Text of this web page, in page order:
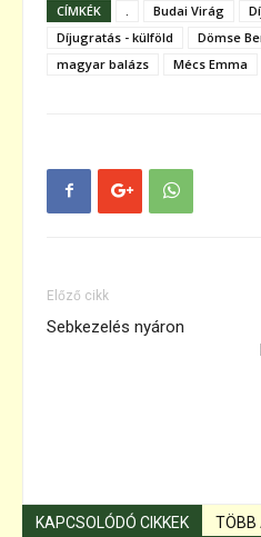
CÍMKÉK Budai Virág
Díjugratás - külföld
Dömse
magyar balázs
Mécs Emma
Előző cikk
Sebkezelés nyáron
KAPCSOLÓDÓ CIKKEK TÖBB